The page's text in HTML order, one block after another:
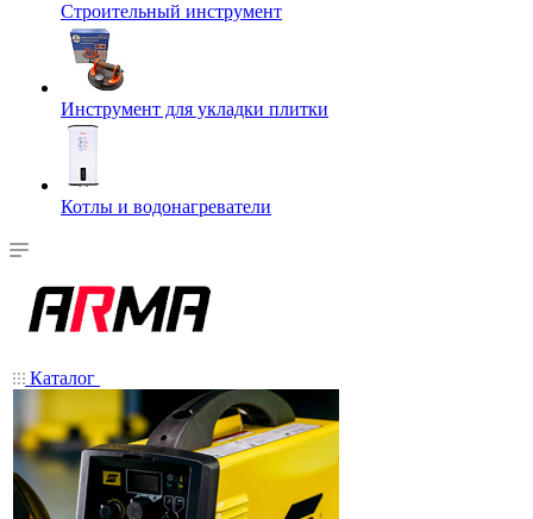
Строительный инструмент
Инструмент для укладки плитки
Котлы и водонагреватели
Каталог